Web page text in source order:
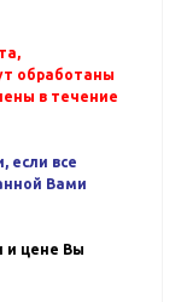
обработаны
в течение
если все
Вами
и цене Вы